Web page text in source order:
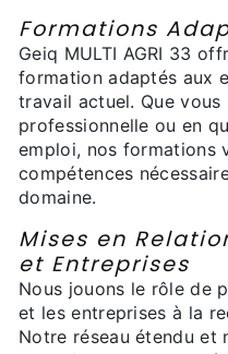
Formations
Geiq MULTI AGRI 33
formation adaptés aux
travail actuel. Que
professionnelle ou en
emploi, nos formations
compétences
domaine.
Mises en
et Entreprises
Nous jouons le rôle de
et les entreprises à la
Notre réseau étendu et